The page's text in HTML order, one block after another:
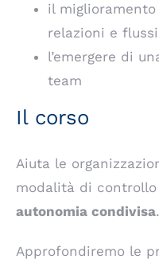
il
relazioni e
l’emergere di
team
Il corso
Aiuta le
modalità di controllo
autonomia condivisa.
Approfondiremo le